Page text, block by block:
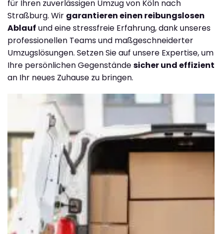
für Ihren zuverlässigen Umzug von Köln nach
Straßburg. Wir garantieren einen reibungslosen
Ablauf und eine stressfreie Erfahrung, dank unseres
professionellen Teams und maßgeschneiderter
Umzugslösungen. Setzen Sie auf unsere Expertise, um
Ihre persönlichen Gegenständesicher und effizient
an Ihr neues Zuhause zu bringen.